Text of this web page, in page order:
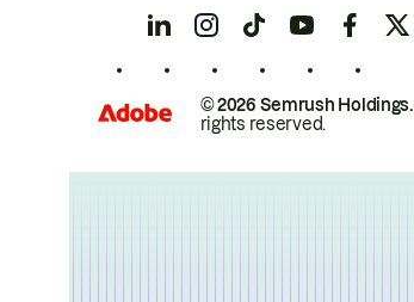
© 2026 Semrush Holdings.
rights reserved.